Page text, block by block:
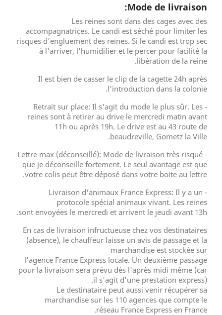
Mode de livraison:
Les reines sont dans des cages avec des
accompagnatrices. Le candi est séché pour limiter les
risques d'engluement des reines. Si le candi est trop sec
à l'arriver, l'humidifier et le percer pour facilité la
libération de la reine.
Il est bien de casser le clip de la cagette 24h après
l'introduction dans la colonie.
- Retrait sur place: Il s'agit du mode le plus sûr. Les
reines sont à retirer au drive le mercredi matin avant
11h ou après 19h. Le drive est au 43 route de
beaudreville, Gometz la Ville.
- Lettre max (
déconseillé): Mode de livraison très risqué
que je déconseille fortement. Le seul avantage est que
votre colis peut être déposé dans votre boite au lettre.
- Livraison d'animaux France Express: Il y a un
protocole spécial animaux vivant. Les reines
sont envoyées le mercredi et arrivent le jeudi avant 13h.
En cas de livraison infructueuse chez vos destinataires
(absence), le chauffeur laisse un avis de passage et la
marchandise est stockée sur
l'agence France Express locale. Un deuxième passage
pour la livraison sera prévu dès l'après midi même (car
il s'agit d'une prestation express).
Le destinataire peut aussi venir récupérer sa
marchandise sur les 110 agences que compte le
réseau France Express en France.